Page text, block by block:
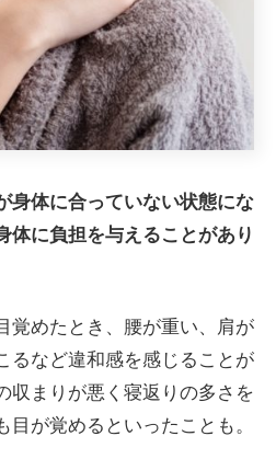
身体に合っていない状態にな
体に負担を与えることがあり
覚めたとき、腰が重い、肩が
るなど違和感を感じることが
まりが悪く寝返りの多さを
目が覚めるといったことも。